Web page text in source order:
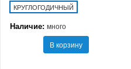
КРУГЛОГОДИЧНЫЙ
Наличие: много
В корзину